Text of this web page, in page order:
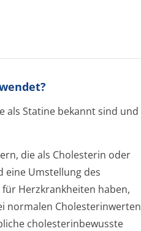
als Statine bekannt sind und
die als Cholesterin oder
eine Umstellung des
Herzkrankheiten haben,
normalen Cholesterinwerten
cholesterinbewusste